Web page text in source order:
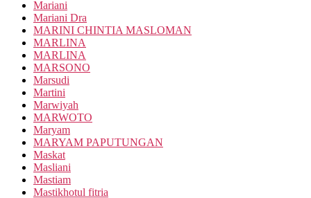
Mariani
Mariani Dra
MARINI CHINTIA MASLOMAN
MARLINA
MARLINA
MARSONO
Marsudi
Martini
Marwiyah
MARWOTO
Maryam
MARYAM PAPUTUNGAN
Maskat
Masliani
Mastiam
Mastikhotul fitria